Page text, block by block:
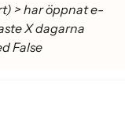
> har öppnat e-
X dagarna
False